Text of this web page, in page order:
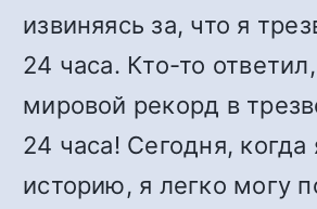
извиняясь за, что я
24 часа. Кто-то
мировой рекорд в
24 часа! Сегодня,
историю, я легко могу